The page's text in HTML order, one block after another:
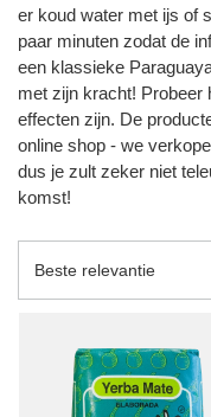
er koud water met ijs of
paar minuten zodat de
een klassieke
met zijn kracht! Probeer
effecten zijn. De
online shop - we
dus je zult zeker niet
komst!
Sortering wijzigen
Beste relevantie